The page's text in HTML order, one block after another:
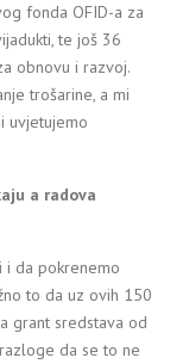
fonda OFID-a za
te još 36
obnovu i razvoj.
trošarine, a mi
uvjetujemo
a radova
i da pokrenemo
to da uz ovih 150
grant sredstava od
da se to ne